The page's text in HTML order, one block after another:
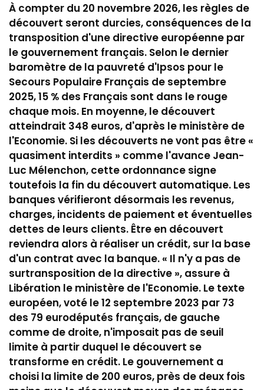
À compter du 20 novembre 2026, les règles de
découvert seront durcies, conséquences de la
transposition d'une directive européenne par
le gouvernement français. Selon le dernier
baromètre de la pauvreté d'Ipsos pour le
Secours Populaire Français de septembre
2025, 15 % des Français sont dans le rouge
chaque mois. En moyenne, le découvert
atteindrait 348 euros, d'après le ministère de
l'Economie. Si les découverts ne vont pas être «
quasiment interdits » comme l'avance Jean-
Luc Mélenchon, cette ordonnance signe
toutefois la fin du découvert automatique. Les
banques vérifieront désormais les revenus,
charges, incidents de paiement et éventuelles
dettes de leurs clients. Être en découvert
reviendra alors à réaliser un crédit, sur la base
d'un contrat avec la banque. « Il n'y a pas de
surtransposition de la directive », assure à
Libération le ministère de l'Economie. Le texte
européen, voté le 12 septembre 2023 par 73
des 79 eurodéputés français, de gauche
comme de droite, n'imposait pas de seuil
limite à partir duquel le découvert se
transforme en crédit. Le gouvernement a
choisi la limite de 200 euros, près de deux fois